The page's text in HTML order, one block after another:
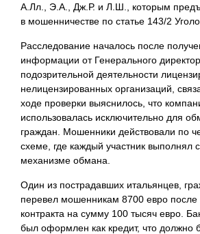
А.Лл., Э.А., Дж.Р. и Л.Ш., которым
в мошенничестве по статье 143/2
Расследование началось после
информации от Генерального
подозрительной деятельности
нелицензированных организаций,
ходе проверки выяснилось, что
использовалась исключительно для
граждан. Мошенники действовали по
схеме, где каждый участник
механизме обмана.
Один из пострадавших итальянцев,
перевел мошенникам 8700 евро после
контракта на сумму 100 тысяч евро.
был оформлен как кредит, что должно